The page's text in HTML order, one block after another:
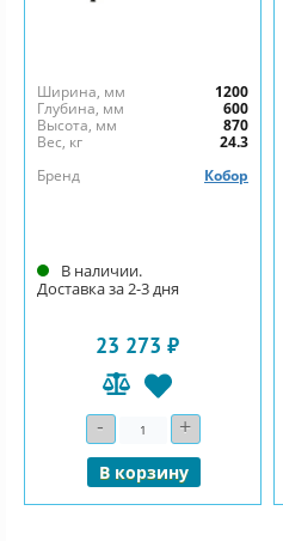
Ширина, мм
1200
Глубина, мм
600
Высота, мм
870
Вес, кг
24.3
Бренд
Кобор
В наличии.
Доставка за 2-3 дня
23 273 ₽
- Количество+
В корзину